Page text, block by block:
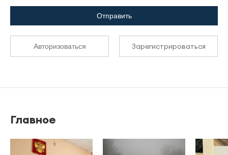
Отправить
Авторизоваться Зарегистрироваться
Главное